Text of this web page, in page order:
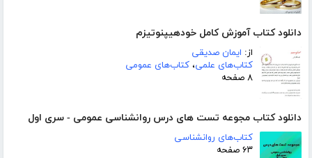
دانلود کتاب آموزش کامل خودهیپنوتیزم
از: ایمان صدیقی
کتاب‌های علمی، کتاب‌های عمومی
۸ صفحه
دانلود کتاب مجوعه تست های درس روانشناسی عمومی - سری اول
کتاب‌های روانشناسی
۶۳ صفحه